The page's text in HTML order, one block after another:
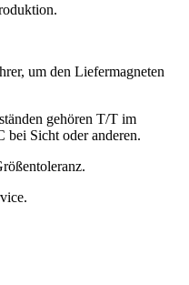
um den Liefermagneten
gehören T/T im
bei Sicht oder anderen.